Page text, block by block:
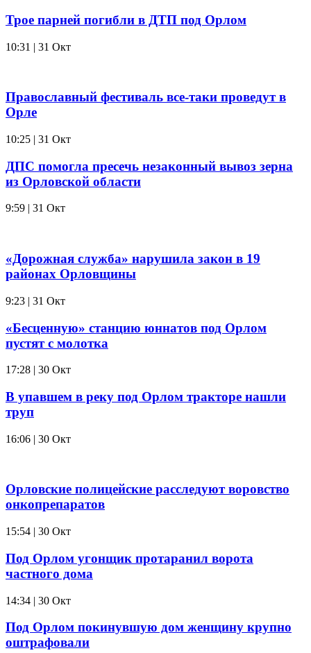
Трое парней погибли в ДТП под Орлом
10:31 | 31 Окт
Православный фестиваль все-таки проведут в
Орле
10:25 | 31 Окт
ДПС помогла пресечь незаконный вывоз зерна
из Орловской области
9:59 | 31 Окт
«Дорожная служба» нарушила закон в 19
районах Орловщины
9:23 | 31 Окт
«Бесценную» станцию юннатов под Орлом
пустят с молотка
17:28 | 30 Окт
В упавшем в реку под Орлом тракторе нашли
труп
16:06 | 30 Окт
Орловские полицейские расследуют воровство
онкопрепаратов
15:54 | 30 Окт
Под Орлом угонщик протаранил ворота
частного дома
14:34 | 30 Окт
Под Орлом покинувшую дом женщину крупно
оштрафовали